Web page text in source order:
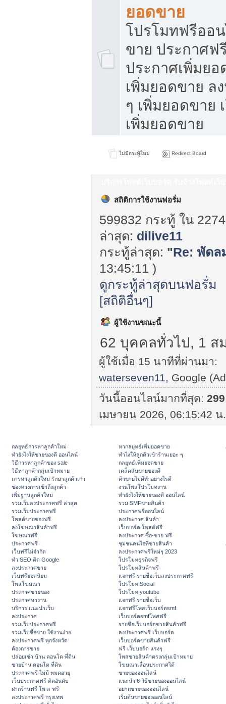
ยอดขาย
โปรโมทฟรีออ
ขาย ประกาศฟ
ประกาศเพิ่มย
เพิ่มยอดขาย ล
ๆ เพิ่มยอดขาย
เพิ่มยอดขาย
ไม่มีกระทู้ใหม่ Redirect Board
สถิติการใช้งานฟอรั่ม
599832 กระทู้ ใน
ล่าสุด: dilive11
กระทู้ล่าสุด: "Re: พัดล
13:45:11 )
ดูกระทู้ล่าสุดบนฟอรั่ม
[สถิติอื่นๆ]
ผู้ใช้งานขณะนี้
62 บุคคลทั่วไป, 1 ส
ผู้ใช้เมื่อ 15 นาทีที่ผ่านมา:
waterseven11, Google
วันนี้ออนไลน์มากที่สุด:299
เมษายน 2026, 06:15:42 น
กลยุทธ์การหาลูกค้าใหม่
ทํายังไงให้ขายของดี ออนไลน์
วิธีการหาลูกค้าของ sale
วิธีหาลูกค้ากลุ่มเป้าหมาย
การหาลูกค้าใหม่ รักษาลูกค้าเก่า
ช่องทางการเข้าถึงลูกค้า
เพิ่มฐานลูกค้าใหม่
รวมเว็บลงประกาศฟรี ล่าสุด
รวมเว็บประกาศฟรี
โพสต์ขายของฟรี
ลงโฆษณาสินค้าฟรี
โฆษณาฟรี
ประกาศฟรี
เว็บฟรีไม่จำกัด
ทำ SEO ติด Google
ลงประกาศขาย
เว็บฟรียอดนิยม
โพสโฆษณา
ประกาศขายของ
ประกาศหางาน
บริการ แนะนำเว็บ
ลงประกาศ
รวมเว็บประกาศฟรี
รวมเว็บซื้อขาย ใช้งานง่าย
ลงประกาศฟรี ทุกจังหวัด
ต้องการขาย
ปล่อยเช่า บ้าน คอนโด ที่ดิน
ขายบ้าน คอนโด ที่ดิน
ประกาศฟรี ไม่มี หมดอายุ
เว็บประกาศฟรี ติดอันดับ
ฝากร้านฟรี โพ ส ฟรี
ลงประกาศฟรี กรุงเทพ
หากลยุทธ์เพิ่มยอดขาย
ทําไงให้ลูกค้าเข้าร้านเยอะ ๆ
กลยุทธ์เพิ่มยอดขาย
เคล็ดลับขายของดี
ค้าขายไม่ดีทำอย่างไรดี
งานโพสโปรโมทงาน
ทํายังไงให้ขายของดี ออนไลน์
รวม SMFขายสินค้า
ประกาศฟรีออนไลน์
ลงประกาศ สินค้า
เว็บบอร์ด โพสต์ฟรี
ลงประกาศ ซื้อ-ขาย ฟรี
ชุมชนคนไอทีขายสินค้า
ลงประกาศฟรีใหม่ๆ 2023
โปรโมทธุรกิจฟรี
โปรโมทสินค้าฟรี
แจกฟรี รายชื่อเว็บลงประกาศฟรี
โปรโมท Social
โปรโมท youtube
แจกฟรี รายชื่อเว็บ
แจกฟรีโพสเว็บบอร์ดsmf
เว็บบอร์ดsmfโพสฟรี
รายชื่อเว็บบอร์ดขายสินค้าฟรี
ลงประกาศฟรี เว็บบอร์ด
เว็บบอร์ดขายสินค้าฟรี
ฟรี เว็บบอร์ด แรงๆ
โพสขายสินค้าตรงกลุ่มเป้าหมาย
โฆษณาเลื่อนประกาศได้
ขายของออนไลน์
แนะนำ 6 วิธีขายของออนไลน์
อยากขายของออนไลน์
เริ่มต้นขายของออนไลน์